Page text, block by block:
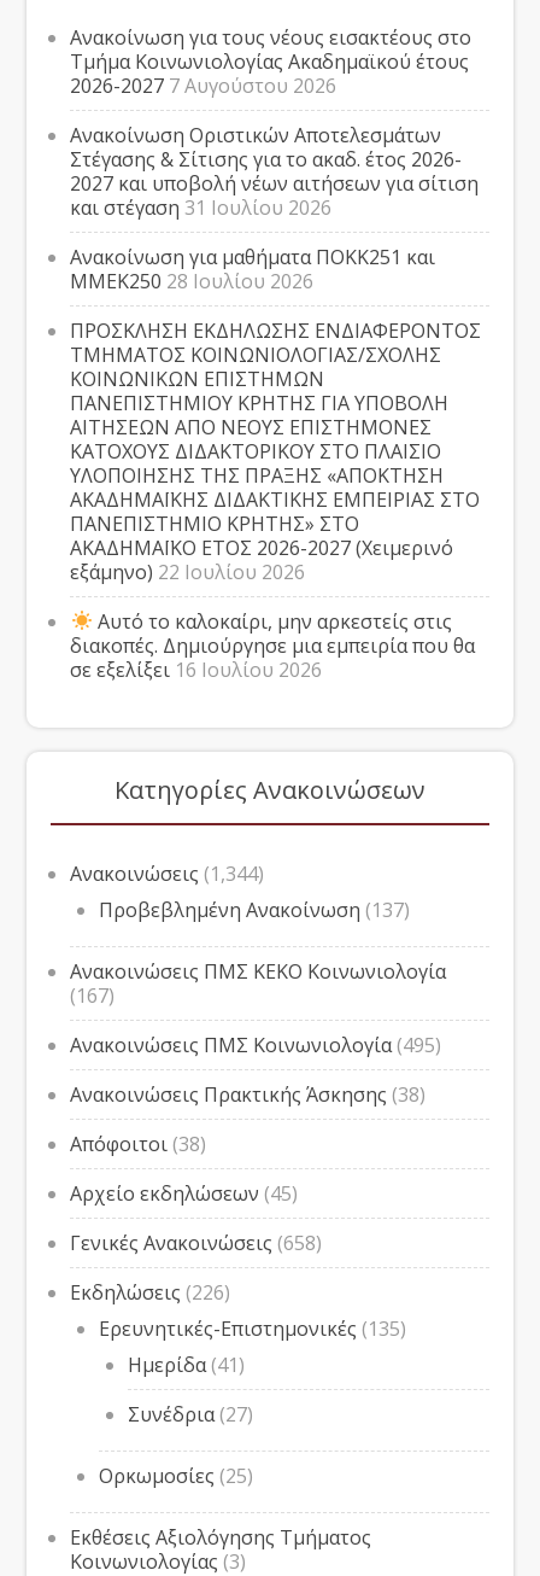
Ανακοίνωση για τους νέους εισακτέους στο
Τμήμα Κοινωνιολογίας Ακαδημαϊκού έτους
2026-2027 7 Αυγούστου 2026
Ανακοίνωση Οριστικών Αποτελεσμάτων
Στέγασης & Σίτισης για το ακαδ. έτος 2026-
2027 και υποβολή νέων αιτήσεων για σίτιση
και στέγαση 31 Ιουλίου 2026
Ανακοίνωση για μαθήματα ΠΟΚΚ251 και
ΜΜΕΚ250 28 Ιουλίου 2026
ΠΡΟΣΚΛΗΣΗ ΕΚΔΗΛΩΣΗΣ ΕΝΔΙΑΦΕΡΟΝΤΟΣ
ΤΜΗΜΑΤΟΣ ΚΟΙΝΩΝΙΟΛΟΓΙΑΣ/ΣΧΟΛΗΣ
ΚΟΙΝΩΝΙΚΩΝ ΕΠΙΣΤΗΜΩΝ
ΠΑΝΕΠΙΣΤΗΜΙΟΥ ΚΡΗΤΗΣ ΓΙΑ ΥΠΟΒΟΛΗ
ΑΙΤΗΣΕΩΝ ΑΠΟ ΝΕΟΥΣ ΕΠΙΣΤΗΜΟΝΕΣ
ΚΑΤΟΧΟΥΣ ΔΙΔΑΚΤΟΡΙΚΟΥ ΣΤΟ ΠΛΑΙΣΙΟ
ΥΛΟΠΟΙΗΣΗΣ ΤΗΣ ΠΡΑΞΗΣ «ΑΠΟΚΤΗΣΗ
ΑΚΑΔΗΜΑΪΚΗΣ ΔΙΔΑΚΤΙΚΗΣ ΕΜΠΕΙΡΙΑΣ ΣΤΟ
ΠΑΝΕΠΙΣΤΗΜΙΟ ΚΡΗΤΗΣ» ΣΤΟ
ΑΚΑΔΗΜΑΪΚΟ ΕΤΟΣ 2026-2027 (Χειμερινό
εξάμηνο) 22 Ιουλίου 2026
Αυτό το καλοκαίρι, μην αρκεστείς στις
διακοπές. Δημιούργησε μια εμπειρία που θα
σε εξελίξει 16 Ιουλίου 2026
Κατηγορίες Ανακοινώσεων
Ανακοινώσεις (1,344)
Προβεβλημένη Ανακοίνωση (137)
Ανακοινώσεις ΠΜΣ ΚΕΚΟ Κοινωνιολογία
(167)
Ανακοινώσεις ΠΜΣ Κοινωνιολογία(495)
Ανακοινώσεις Πρακτικής Άσκησης (38)
Απόφοιτοι(38)
Αρχείο εκδηλώσεων (45)
Γενικές Ανακοινώσεις (658)
Εκδηλώσεις (226)
Ερευνητικές-Επιστημονικές (135)
Ημερίδα(41)
Συνέδρια(27)
Ορκωμοσίες (25)
Εκθέσεις Αξιολόγησης Τμήματος
Κοινωνιολογίας (3)